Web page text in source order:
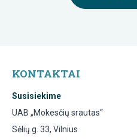
KONTAKTAI
Susisiekime
UAB „Mokesčių srautas“
Sėlių g. 33, Vilnius